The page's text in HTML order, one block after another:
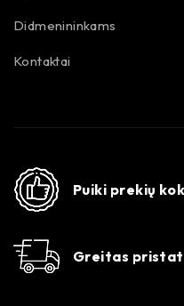
Didmenininkams
Kontaktai
Puiki prekių
Greitas